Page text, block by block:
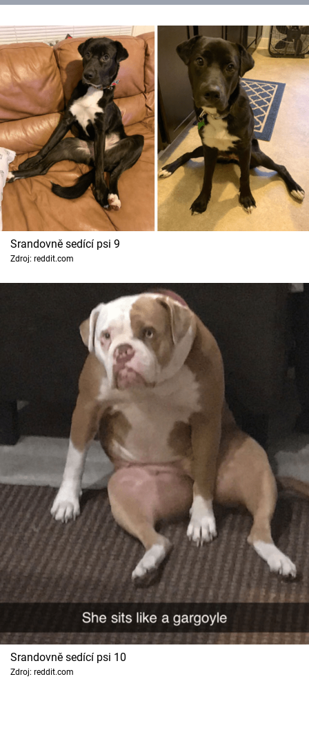
Srandovně sedící psi 9
Zdroj: reddit.com
Srandovně sedící psi 10
Zdroj: reddit.com